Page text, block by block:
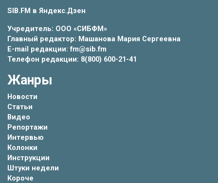
SIB.FM в Яндекс.Дзен
Учредитель: ООО «СИБФМ»
Главный редактор: Машанова Мария Сергеевна
E-mail редакции: fm@sib.fm
Телефон редакции: 8(800) 600-21-41
Жанры
Новости
Статьи
Видео
Репортажи
Интервью
Колонки
Инструкции
Штуки недели
Короче